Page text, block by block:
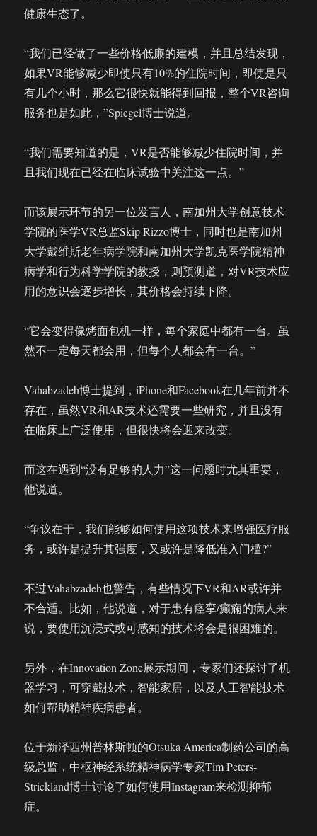
健康生态了。
“我们已经做了一些价格低廉的建模，并且总结发现，
如果VR能够减少即使只有10%的住院时间，即使是只
有几个小时，那么它很快就能得到回报，整个VR咨询
服务也是如此，”Spiegel博士说道。
“我们需要知道的是，VR是否能够减少住院时间，并
且我们现在已经在临床试验中关注这一点。”
而该展示环节的另一位发言人，南加州大学创意技术
学院的医学VR总监Skip Rizzo博士，同时也是南加州
大学戴维斯老年病学院和南加州大学凯克医学院精神
病学和行为科学学院的教授，则预测道，对VR技术应
用的意识会逐步增长，其价格会持续下降。
“它会变得像烤面包机一样，每个家庭中都有一台。虽
然不一定每天都会用，但每个人都会有一台。”
Vahabzadeh博士提到，iPhone和Facebook在几年前并不
存在，虽然VR和AR技术还需要一些研究，并且没有
在临床上广泛使用，但很快将会迎来改变。
而这在遇到“没有足够的人力”这一问题时尤其重要，
他说道。
“争议在于，我们能够如何使用这项技术来增强医疗服
务，或许是提升其强度，又或许是降低准入门槛?”
不过Vahabzadeh也警告，有些情况下VR和AR或许并
不合适。比如，他说道，对于患有痉挛/癫痫的病人来
说，要使用沉浸式或可感知的技术将会是很困难的。
另外，在Innovation Zone展示期间，专家们还探讨了机
器学习，可穿戴技术，智能家居，以及人工智能技术
如何帮助精神疾病患者。
位于新泽西州普林斯顿的Otsuka America制药公司的高
级总监，中枢神经系统精神病学专家Tim Peters-
Strickland博士讨论了如何使用Instagram来检测抑郁
症。